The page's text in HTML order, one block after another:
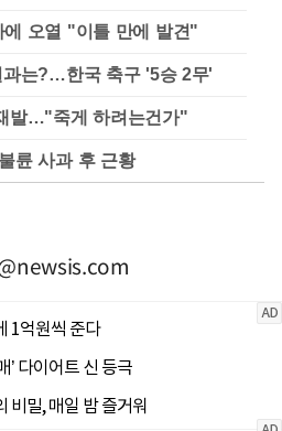
에 오열 "이틀 만에 발견"
과는?…한국 축구 '5승 2무'
발…"죽게 하려는건가"
륜 사과 후 근황